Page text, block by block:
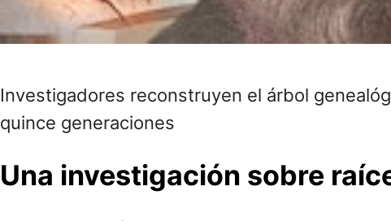
Investigadores reconstruyen el árbol
quince generaciones
Una investigación sobre